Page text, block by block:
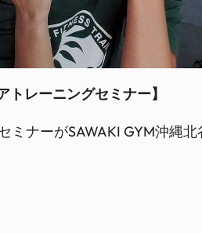
トレーニングセミナー】
ナーがSAWAKI GYM沖縄北